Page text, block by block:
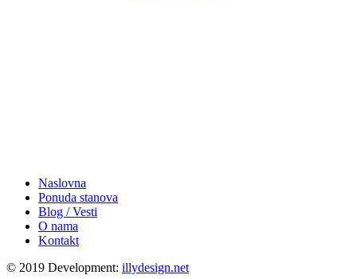
Naslovna
Ponuda stanova
Blog / Vesti
O nama
Kontakt
© 2019 Development: illydesign.net